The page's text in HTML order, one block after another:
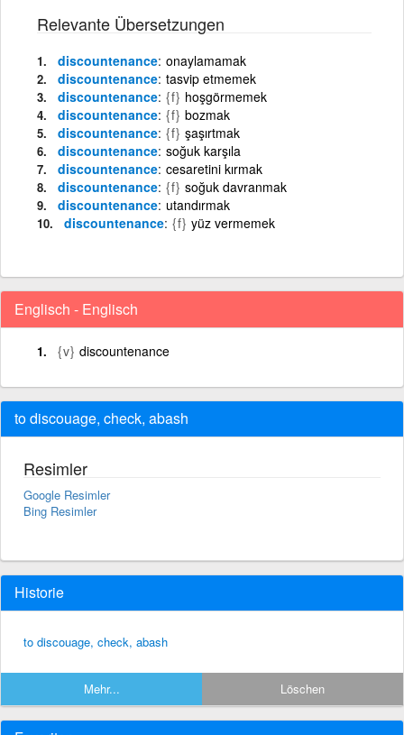
Relevante Übersetzungen
discountenance onaylamamak
discountenance tasvip etmemek
discountenance {f} hoşgörmemek
discountenance {f} bozmak
discountenance {f} şaşırtmak
discountenance soğuk karşıla
discountenance cesaretini kırmak
discountenance {f} soğuk davranmak
discountenance utandırmak
discountenance {f} yüz vermemek
Englisch - Englisch
{v} discountenance
to discouage, check, abash
Resimler
Google Resimler
Bing Resimler
Historie
to discouage, check, abash
Mehr... Löschen